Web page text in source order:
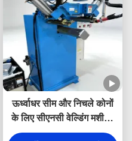
ऊर्ध्वाधर सीम और निचले कोनों
के लिए सीएनसी वेल्डिंग मशीन -
विशेष वेल्डिंग मशीन